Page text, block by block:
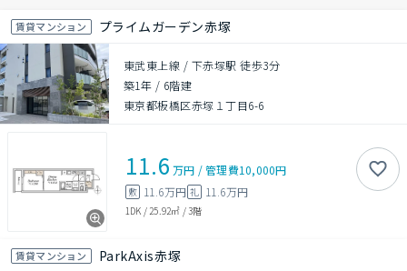
賃貸マンション プライムガーデン赤塚
東武東上線 / 下赤塚駅 徒歩3分
築1年 / 6階建
東京都板橋区赤塚１丁目6-6
11.6 万円 /管理費10,000円
敷 11.6万円 礼 11.6万円
1DK / 25.92㎡ /3階
賃貸マンション ParkAxis赤塚